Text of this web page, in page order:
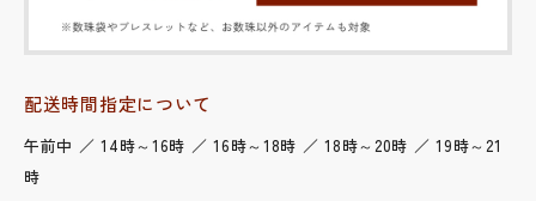
配送時間指定について
午前中 ／ 14時～16時 ／ 16時～18時 ／ 18時～20時 ／ 19時～21
時